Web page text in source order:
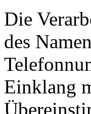
Die
des
Einklang